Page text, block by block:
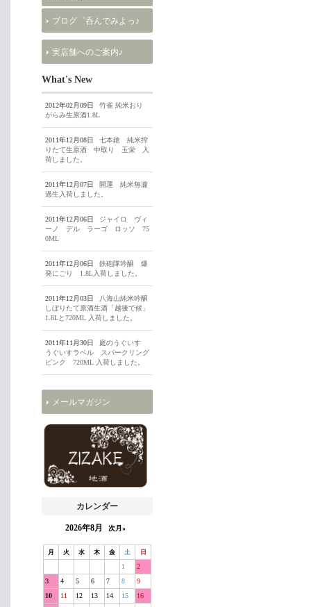
ブログ゜呑んでみよっ♪
実店舗へのご案内♪
What's New
2012年02月09日
竹雀 純米おり
がらみ生原酒1.8L
2011年12月08日
七本鎗 純米搾
りたて生原酒 中取り 玉栄 入
荷しました。
2011年12月07日
開運 純米無濾
過生入荷しました。
2011年12月06日
ジャイロ ヴィ
ーノ デル ラーゴ ロッソ 75
0ML
2011年12月06日
鉄砲隊吟醸 爆
発にごり 1.8L入荷しました。
2011年12月03日
八海山純米吟醸
しぼりたて原酒生酒「越後で候」
1.8Lと720ML 入荷しました。
2011年11月30日
庭のうぐいす
うぐいすラベル スパークリング
ピンク 720ML 入荷しました。
メールマガジン
カレンダー
2026年8月 次月»
月 火 水 木 金 土 日
1
2
3
4 5 6 7 8
9
10
11 12 13 14 15
16